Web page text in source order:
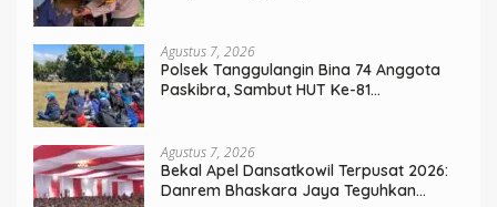
Agustus 7, 2026
Polsek Tanggulangin Bina 74 Anggota
Paskibra, Sambut HUT Ke-81
Agustus 7, 2026
Bekal Apel Dansatkowil Terpusat 2026:
Danrem Bhaskara Jaya Teguhkan